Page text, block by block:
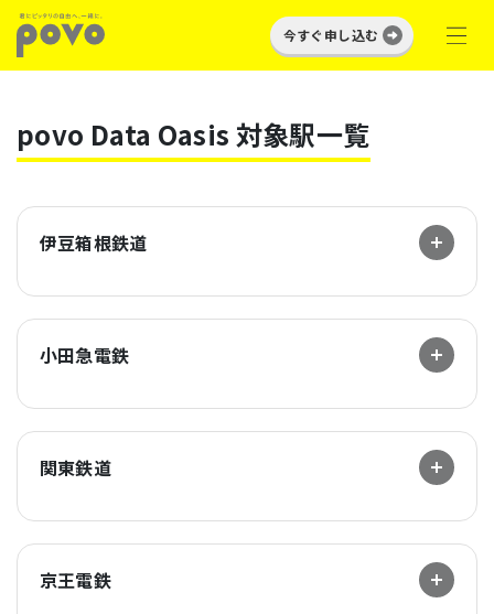
今すぐ申し込む
povo Data Oasis 対象駅一覧
伊豆箱根鉄道
小田急電鉄
関東鉄道
京王電鉄